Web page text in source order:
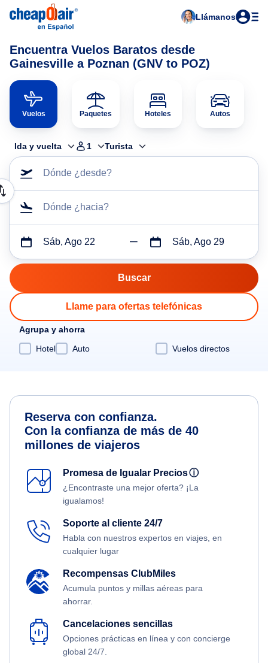
Llámanos
Encuentra Vuelos Baratos desde
Gainesville a Poznan (GNV to POZ)
Vuelos Paquetes Hoteles Autos
Ida y vuelta 1 Turista
Dónde ¿desde?
Dónde ¿hacia?
Sáb, Ago 22 Sáb, Ago 29
Llame para ofertas telefónicas
Agrupa y ahorra
Hotel
Auto Vuelos directos
Reserva con confianza.
Con la confianza de más de 40
millones de viajeros
Promesa de Igualar Preciosⓘ
¿Encontraste una mejor oferta? ¡La
igualamos!
Soporte al cliente 24/7
Habla con nuestros expertos en viajes, en
cualquier lugar
Recompensas ClubMiles
Acumula puntos y millas aéreas para
ahorrar.
Cancelaciones sencillas
Opciones prácticas en línea y con concierge
global 24/7.